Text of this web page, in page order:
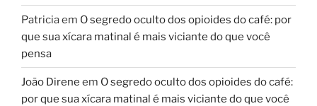
Patriciaem O segredo oculto dos opioides do café: por
que sua xícara matinal é mais viciante do que você
pensa
João Direne em O segredo oculto dos opioides do café:
por que sua xícara matinal é mais viciante do que você